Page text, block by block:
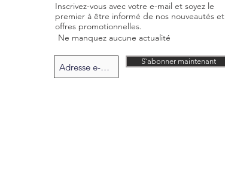
Inscrivez-vous avec votre e-mail et soyez le
premier à être informé de nos nouveautés et
offres promotionnelles.
Ne manquez aucune actualité
S`abonner maintenant